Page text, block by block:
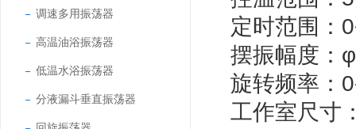
调速多用振荡器
高温油浴振荡器
低温水浴振荡器
分液漏斗垂直振荡器
定时范围：
摆振幅度：
旋转频率：
工作室尺寸